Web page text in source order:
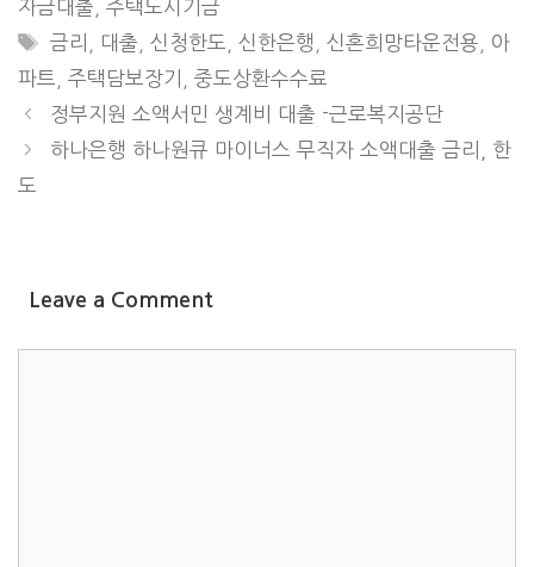
자금대출
주택도시기금
TAGS
금리 대출 ,신청한도 ,신한은행 ,신혼희망타운전용
아
파트
주택담보장기
중도상환수수료
정부지원 소액서민 생계비 대출 -근로복지공단
하나은행 하나원큐 마이너스 무직자 소액대출 금리, 한
도
Leave a Comment